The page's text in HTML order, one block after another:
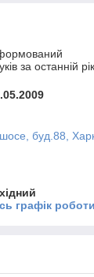
за останній рік
шосе, буд.88,
графік роботи